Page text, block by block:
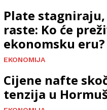
Plate
raste: Ko će
ekonomsku eru?
EKONOMIJA
Cijene nafte
tenzija u